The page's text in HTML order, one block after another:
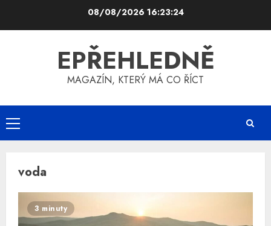
08/08/2026 16:23:24
EPŘEHLEDNĚ
MAGAZÍN, KTERÝ MÁ CO ŘÍCT
Primary
Menu
voda
3 minuty